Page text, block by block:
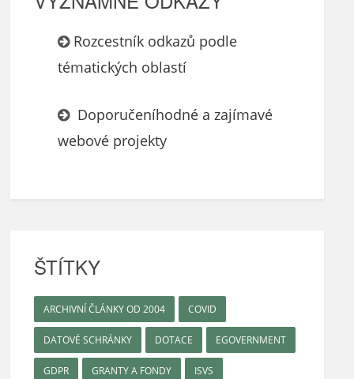
Rozcestník odkazů podle
tématických oblastí
Doporučeníhodné a zajímavé
webové projekty
ŠTÍTKY
ARCHIVNÍ ČLÁNKY OD 2004 COVID
DATOVÉ SCHRÁNKY DOTACE EGOVERNMENT
GDPR GRANTY A FONDY ISVS